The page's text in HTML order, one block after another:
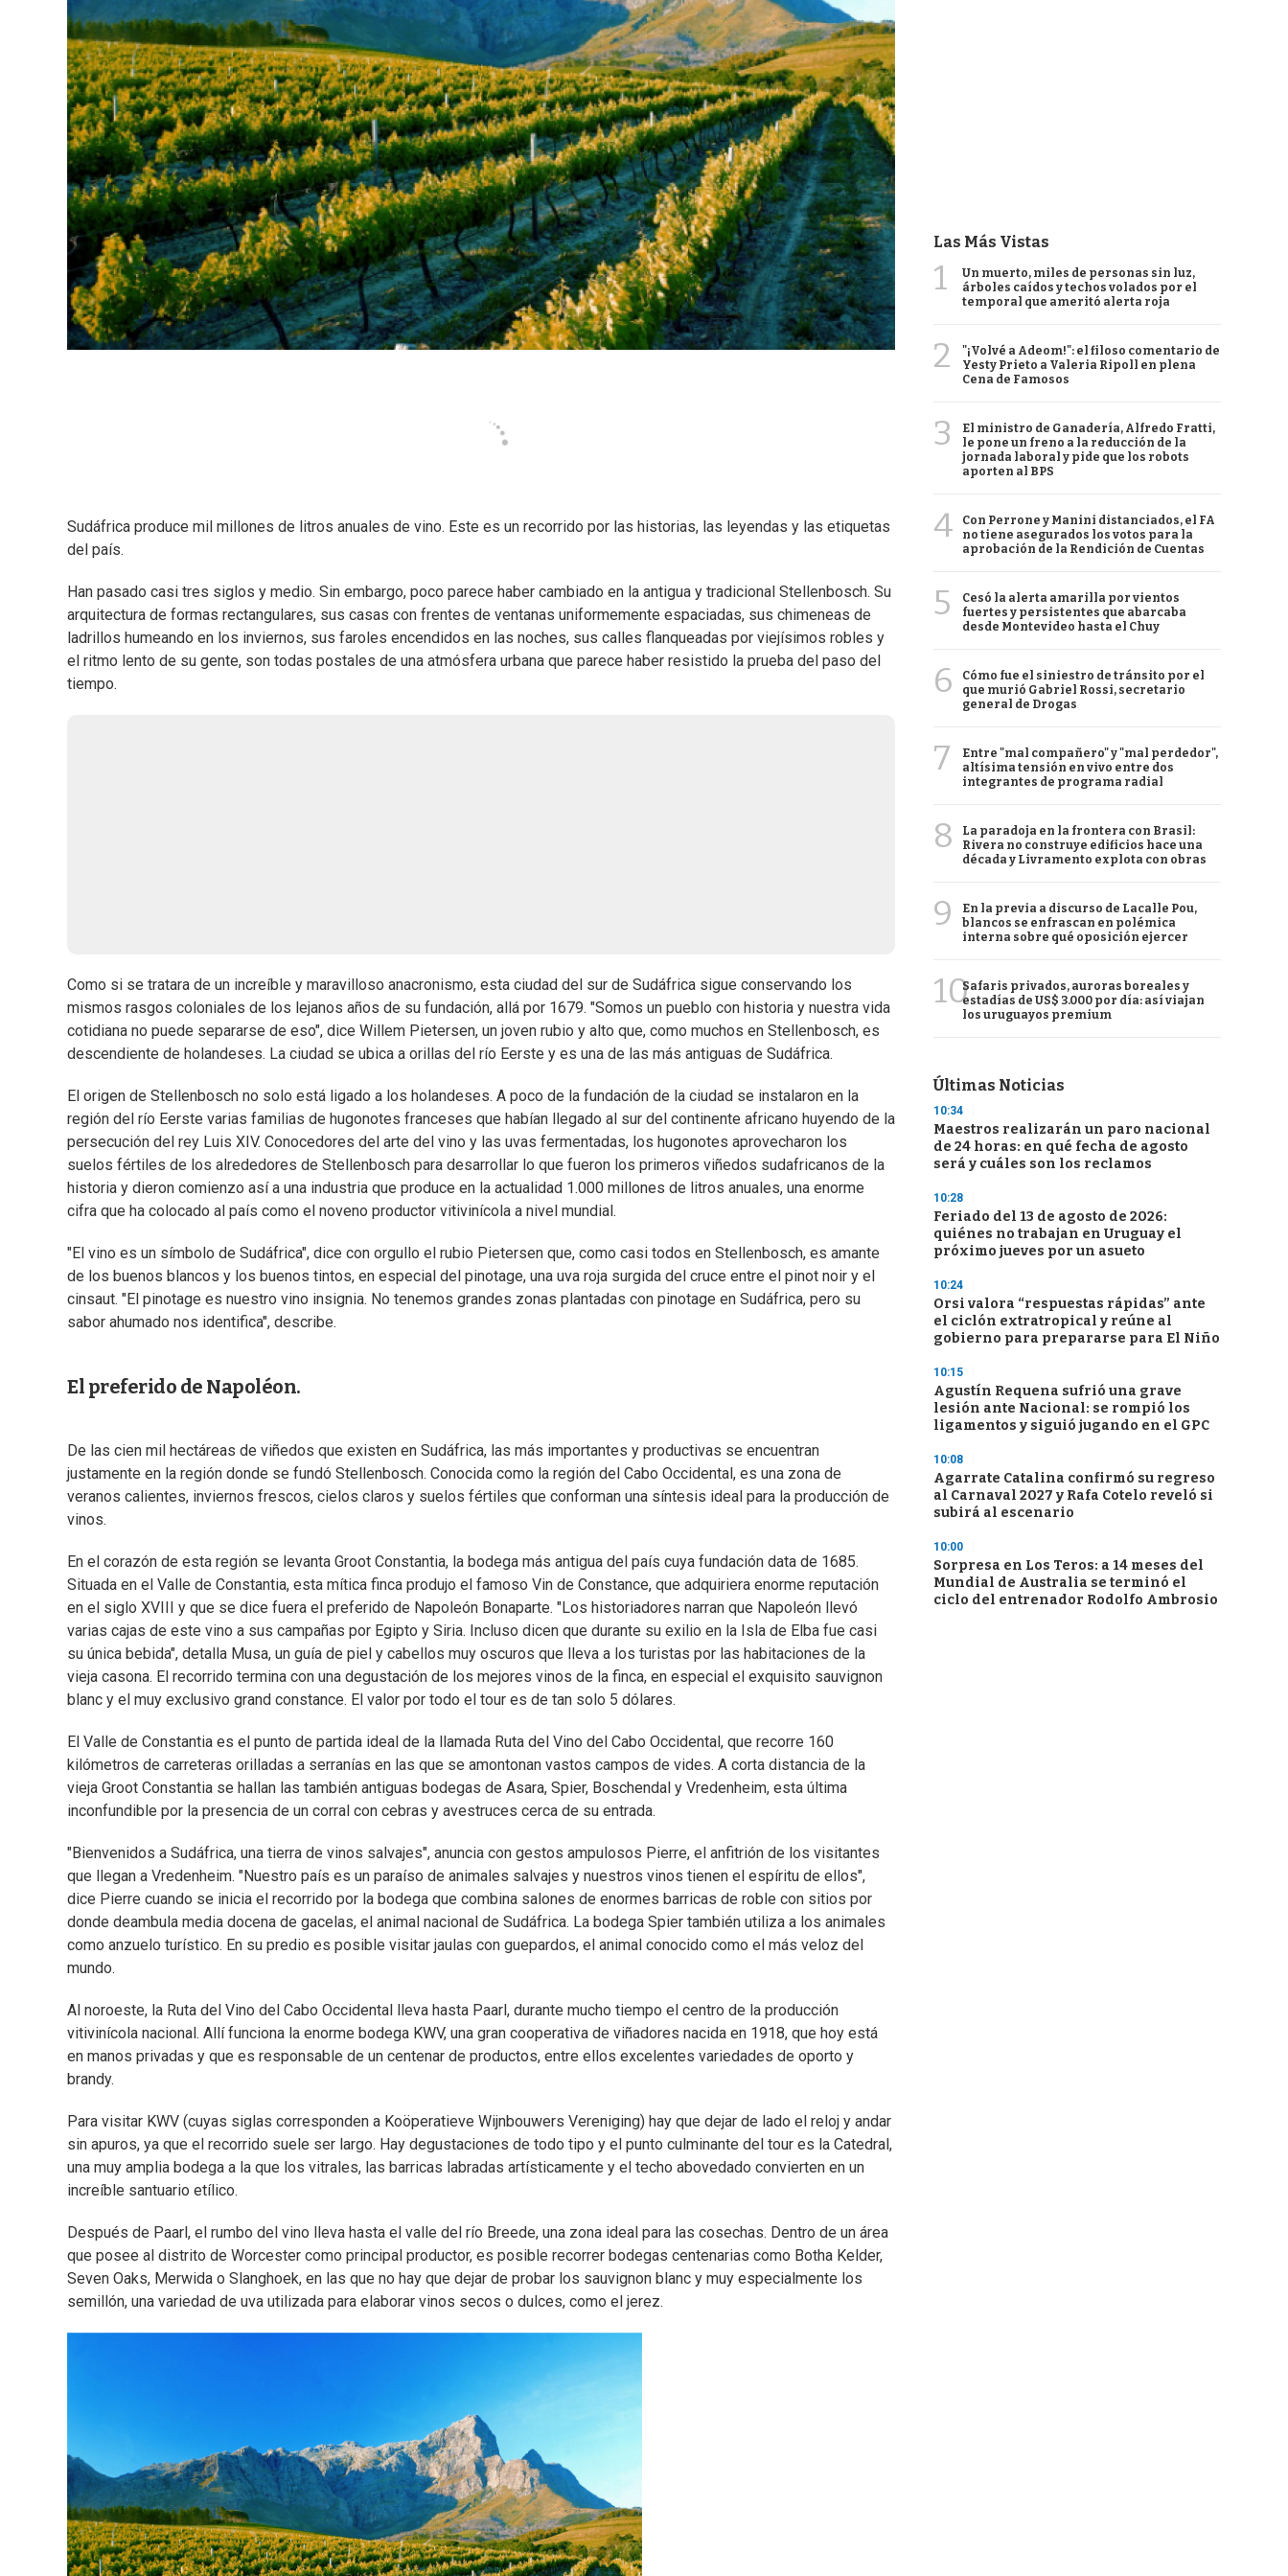
Sudáfrica produce mil millones de litros anuales de vino. Este es un recorrido por las historias, las leyendas y las etiquetas
del país.
Han pasado casi tres siglos y medio. Sin embargo, poco parece haber cambiado en la antigua y tradicional Stellenbosch. Su
arquitectura de formas rectangulares, sus casas con frentes de ventanas uniformemente espaciadas, sus chimeneas de
ladrillos humeando en los inviernos, sus faroles encendidos en las noches, sus calles flanqueadas por viejísimos robles y
el ritmo lento de su gente, son todas postales de una atmósfera urbana que parece haber resistido la prueba del paso del
tiempo.
Como si se tratara de un increíble y maravilloso anacronismo, esta ciudad del sur de Sudáfrica sigue conservando los
mismos rasgos coloniales de los lejanos años de su fundación, allá por 1679. "Somos un pueblo con historia y nuestra vida
cotidiana no puede separarse de eso", dice Willem Pietersen, un joven rubio y alto que, como muchos en Stellenbosch, es
descendiente de holandeses. La ciudad se ubica a orillas del río Eerste y es una de las más antiguas de Sudáfrica.
El origen de Stellenbosch no solo está ligado a los holandeses. A poco de la fundación de la ciudad se instalaron en la
región del río Eerste varias familias de hugonotes franceses que habían llegado al sur del continente africano huyendo de la
persecución del rey Luis XIV. Conocedores del arte del vino y las uvas fermentadas, los hugonotes aprovecharon los
suelos fértiles de los alrededores de Stellenbosch para desarrollar lo que fueron los primeros viñedos sudafricanos de la
historia y dieron comienzo así a una industria que produce en la actualidad 1.000 millones de litros anuales, una enorme
cifra que ha colocado al país como el noveno productor vitivinícola a nivel mundial.
"El vino es un símbolo de Sudáfrica", dice con orgullo el rubio Pietersen que, como casi todos en Stellenbosch, es amante
de los buenos blancos y los buenos tintos, en especial del pinotage, una uva roja surgida del cruce entre el pinot noir y el
cinsaut. "El pinotage es nuestro vino insignia. No tenemos grandes zonas plantadas con pinotage en Sudáfrica, pero su
sabor ahumado nos identifica", describe.
El preferido de Napoléon.
De las cien mil hectáreas de viñedos que existen en Sudáfrica, las más importantes y productivas se encuentran
justamente en la región donde se fundó Stellenbosch. Conocida como la región del Cabo Occidental, es una zona de
veranos calientes, inviernos frescos, cielos claros y suelos fértiles que conforman una síntesis ideal para la producción de
vinos.
En el corazón de esta región se levanta Groot Constantia, la bodega más antigua del país cuya fundación data de 1685.
Situada en el Valle de Constantia, esta mítica finca produjo el famoso Vin de Constance, que adquiriera enorme reputación
en el siglo XVIII y que se dice fuera el preferido de Napoleón Bonaparte. "Los historiadores narran que Napoleón llevó
varias cajas de este vino a sus campañas por Egipto y Siria. Incluso dicen que durante su exilio en la Isla de Elba fue casi
su única bebida", detalla Musa, un guía de piel y cabellos muy oscuros que lleva a los turistas por las habitaciones de la
vieja casona. El recorrido termina con una degustación de los mejores vinos de la finca, en especial el exquisito sauvignon
blanc y el muy exclusivo grand constance. El valor por todo el tour es de tan solo 5 dólares.
El Valle de Constantia es el punto de partida ideal de la llamada Ruta del Vino del Cabo Occidental, que recorre 160
kilómetros de carreteras orilladas a serranías en las que se amontonan vastos campos de vides. A corta distancia de la
vieja Groot Constantia se hallan las también antiguas bodegas de Asara, Spier, Boschendal y Vredenheim, esta última
inconfundible por la presencia de un corral con cebras y avestruces cerca de su entrada.
"Bienvenidos a Sudáfrica, una tierra de vinos salvajes", anuncia con gestos ampulosos Pierre, el anfitrión de los visitantes
que llegan a Vredenheim. "Nuestro país es un paraíso de animales salvajes y nuestros vinos tienen el espíritu de ellos",
dice Pierre cuando se inicia el recorrido por la bodega que combina salones de enormes barricas de roble con sitios por
donde deambula media docena de gacelas, el animal nacional de Sudáfrica. La bodega Spier también utiliza a los animales
como anzuelo turístico. En su predio es posible visitar jaulas con guepardos, el animal conocido como el más veloz del
mundo.
Al noroeste, la Ruta del Vino del Cabo Occidental lleva hasta Paarl, durante mucho tiempo el centro de la producción
vitivinícola nacional. Allí funciona la enorme bodega KWV, una gran cooperativa de viñadores nacida en 1918, que hoy está
en manos privadas y que es responsable de un centenar de productos, entre ellos excelentes variedades de oporto y
brandy.
Para visitar KWV (cuyas siglas corresponden a Koöperatieve Wijnbouwers Vereniging) hay que dejar de lado el reloj y andar
sin apuros, ya que el recorrido suele ser largo. Hay degustaciones de todo tipo y el punto culminante del tour es la Catedral,
una muy amplia bodega a la que los vitrales, las barricas labradas artísticamente y el techo abovedado convierten en un
increíble santuario etílico.
Después de Paarl, el rumbo del vino lleva hasta el valle del río Breede, una zona ideal para las cosechas. Dentro de un área
que posee al distrito de Worcester como principal productor, es posible recorrer bodegas centenarias como Botha Kelder,
Seven Oaks, Merwida o Slanghoek, en las que no hay que dejar de probar los sauvignon blanc y muy especialmente los
semillón, una variedad de uva utilizada para elaborar vinos secos o dulces, como el jerez.
Las Más Vistas
1
Un muerto, miles de personas sin luz,
árboles caídos y techos volados por el
temporal que ameritó alerta roja
2
"¡Volvé a Adeom!": el filoso comentario de
Yesty Prieto a Valeria Ripoll en plena
Cena de Famosos
3
El ministro de Ganadería, Alfredo Fratti,
le pone un freno a la reducción de la
jornada laboral y pide que los robots
aporten al BPS
4
Con Perrone y Manini distanciados, el FA
no tiene asegurados los votos para la
aprobación de la Rendición de Cuentas
5
Cesó la alerta amarilla por vientos
fuertes y persistentes que abarcaba
desde Montevideo hasta el Chuy
6
Cómo fue el siniestro de tránsito por el
que murió Gabriel Rossi, secretario
general de Drogas
7
Entre "mal compañero" y "mal perdedor",
altísima tensión en vivo entre dos
integrantes de programa radial
8
La paradoja en la frontera con Brasil:
Rivera no construye edificios hace una
década y Livramento explota con obras
9
En la previa a discurso de Lacalle Pou,
blancos se enfrascan en polémica
interna sobre qué oposición ejercer
10Safaris privados, auroras boreales y
estadías de US$ 3.000 por día: así viajan
los uruguayos premium
Últimas Noticias
10:34
Maestros realizarán un paro nacional
de 24 horas: en qué fecha de agosto
será y cuáles son los reclamos
10:28
Feriado del 13 de agosto de 2026:
quiénes no trabajan en Uruguay el
próximo jueves por un asueto
10:24
Orsi valora “respuestas rápidas” ante
el ciclón extratropical y reúne al
gobierno para prepararse para El Niño
10:15
Agustín Requena sufrió una grave
lesión ante Nacional: se rompió los
ligamentos y siguió jugando en el GPC
10:08
Agarrate Catalina confirmó su regreso
al Carnaval 2027 y Rafa Cotelo reveló si
subirá al escenario
10:00
Sorpresa en Los Teros: a 14 meses del
Mundial de Australia se terminó el
ciclo del entrenador Rodolfo Ambrosio